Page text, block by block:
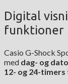
Digital
funktioner
Casio G-Shock
med dag- og
12- og 24-